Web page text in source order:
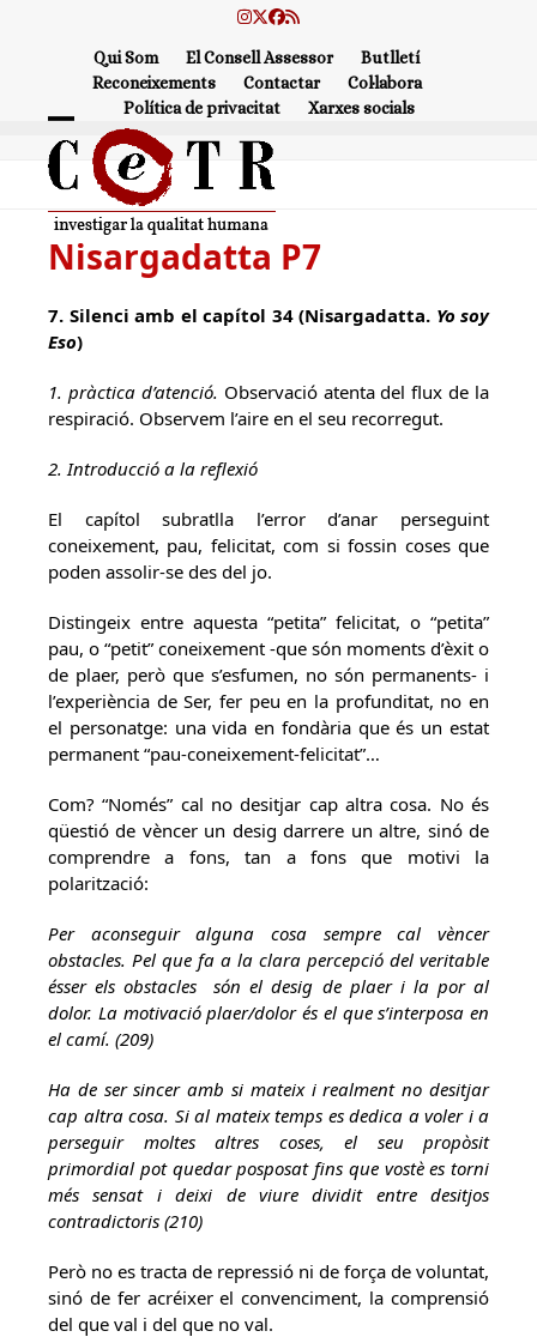
Instagram
Twitter
Facebook
RSS
Qui Som El Consell Assessor
Butlletí
Reconeixements
Contactar
Col·labora
Política de privacitat
Xarxes socials
Open
mobile
menu
Close
mobile
menu
Nisargadatta P7
7. Silenci amb el capítol 34 (Nisargadatta. Yo soy
Eso)
1. pràctica d’atenció. Observació atenta del flux de la
respiració. Observem l’aire en el seu recorregut.
2. Introducció a la reflexió
El capítol subratlla l’error d’anar perseguint
coneixement, pau, felicitat, com si fossin coses que
poden assolir-se des del jo.
Distingeix entre aquesta “petita” felicitat, o “petita”
pau, o “petit” coneixement -que són moments d’èxit o
de plaer, però que s’esfumen, no són permanents- i
l’experiència de Ser, fer peu en la profunditat, no en
el personatge: una vida en fondària que és un estat
permanent “pau-coneixement-felicitat”…
Com? “Només” cal no desitjar cap altra cosa. No és
qüestió de vèncer un desig darrere un altre, sinó de
comprendre a fons, tan a fons que motivi la
polarització:
Per aconseguir alguna cosa sempre cal vèncer
obstacles. Pel que fa a la clara percepció del veritable
ésser els obstacles són el desig de plaer i la por al
dolor. La motivació plaer/dolor és el que s’interposa en
el camí. (209)
Ha de ser sincer amb si mateix i realment no desitjar
cap altra cosa. Si al mateix temps es dedica a voler i a
perseguir moltes altres coses, el seu propòsit
primordial pot quedar posposat fins que vostè es torni
més sensat i deixi de viure dividit entre desitjos
contradictoris (210)
Però no es tracta de repressió ni de força de voluntat,
sinó de fer acréixer el convenciment, la comprensió
del que val i del que no val.